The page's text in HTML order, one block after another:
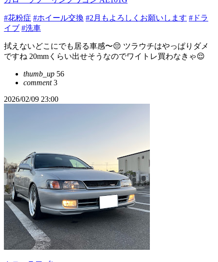
#花粉症 #ホイール交換 #2月もよろしくお願いします #ドラ
イブ #洗車
拭えないどこにでも居る車感〜😔 ツラウチはやっぱりダメ
ですね 20mmくらい出せそうなのでワイトレ買わなきゃ😌
thumb_up 56
comment3
2026/02/09 23:00